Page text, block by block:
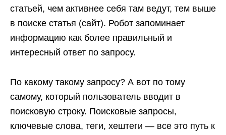
статьей, чем активнее себя там ведут, тем выше
в поиске статья (сайт). Робот запоминает
информацию как более правильный и
интересный ответ по запросу.
По какому такому запросу? А вот по тому
самому, который пользователь вводит в
поисковую строку. Поисковые запросы,
ключевые слова, теги, хештеги — все это путь к